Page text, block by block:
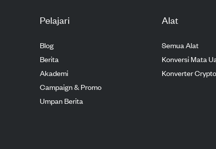
Pelajari
Blog
Berita
Akademi
Campaign & Promo
Umpan Berita
Alat
Semua Alat
Konversi Mata
Konverter Crypto